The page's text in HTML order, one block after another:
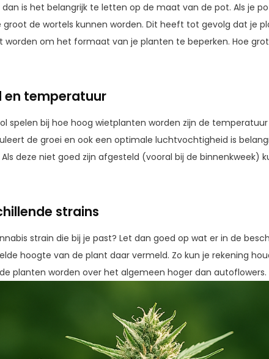
is het belangrijk te letten op de maat van de pot. Als je
de wortels kunnen worden. Dit heeft tot gevolg dat je
worden om het formaat van je planten te beperken. Hoe
en temperatuur
spelen bij hoe hoog wietplanten worden zijn de
de groei en ook een optimale luchtvochtigheid is
deze niet goed zijn afgesteld (vooral bij de binnenkweek)
strains
strain die bij je past? Let dan goed op wat er in de
hoogte van de plant daar vermeld. Zo kun je rekening
planten worden over het algemeen hoger dan autoflowers.